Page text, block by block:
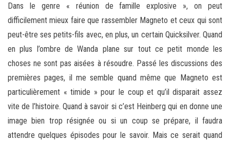
Dans le genre « réunion de famille explosive », on peut
difficilement mieux faire que rassembler Magneto et ceux qui sont
peut-être ses petits-fils avec, en plus, un certain Quicksilver. Quand
en plus l’ombre de Wanda plane sur tout ce petit monde les
choses ne sont pas aisées à résoudre. Passé les discussions des
premières pages, il me semble quand même que Magneto est
particulièrement « timide » pour le coup et qu’il disparait assez
vite de l’histoire. Quand à savoir si c’est Heinberg qui en donne une
image bien trop résignée ou si un coup se prépare, il faudra
attendre quelques épisodes pour le savoir. Mais ce serait quand